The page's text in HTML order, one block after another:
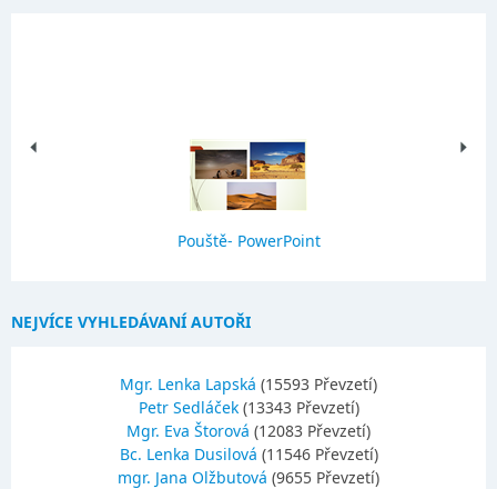
Pouště- PowerPoint
NEJVÍCE VYHLEDÁVANÍ AUTOŘI
Mgr. Lenka Lapská (15593 Převzetí)
Petr Sedláček (13343 Převzetí)
Mgr. Eva Štorová (12083 Převzetí)
Bc. Lenka Dusilová (11546 Převzetí)
mgr. Jana Olžbutová (9655 Převzetí)